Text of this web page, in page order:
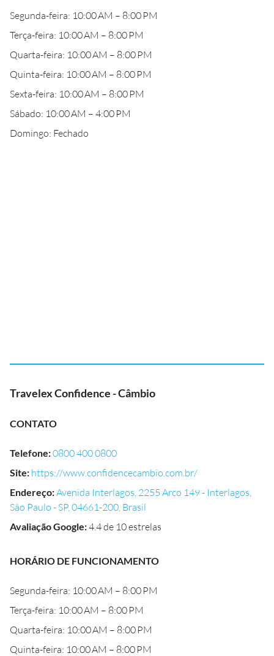
Segunda-feira: 10:00 AM – 8:00 PM
Terça-feira: 10:00 AM – 8:00 PM
Quarta-feira: 10:00 AM – 8:00 PM
Quinta-feira: 10:00 AM – 8:00 PM
Sexta-feira: 10:00 AM – 8:00 PM
Sábado: 10:00 AM – 4:00 PM
Domingo: Fechado
Travelex Confidence - Câmbio
CONTATO
Telefone:0800 400 0800
Site: https://www.confidencecambio.com.br/
Endereço:Avenida Interlagos, 2255 Arco 149 - Interlagos,
São Paulo - SP, 04661-200, Brasil
Avaliação Google:4.4 de 10 estrelas
HORÁRIO DE FUNCIONAMENTO
Segunda-feira: 10:00 AM – 8:00 PM
Terça-feira: 10:00 AM – 8:00 PM
Quarta-feira: 10:00 AM – 8:00 PM
Quinta-feira: 10:00 AM – 8:00 PM